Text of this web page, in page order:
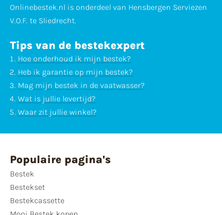
Onlinebestek.nl is onderdeel van Hensbergen Serviezen
V.O.F. te Sliedrecht.
Tips van de bestekexpert
Hoe onderhoud ik mijn bestek?
Heb ik garantie op mijn bestek?
Mag mijn bestek in de vaatwasser?
Wat is jullie levertijd?
Waar zit jullie winkel?
Populaire pagina's
Bestek
Bestekset
Bestekcassette